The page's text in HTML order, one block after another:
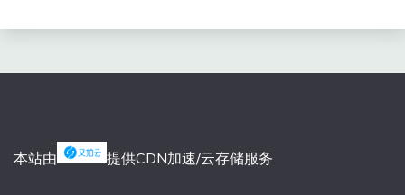
本站由 提供CDN加速/云存储服务